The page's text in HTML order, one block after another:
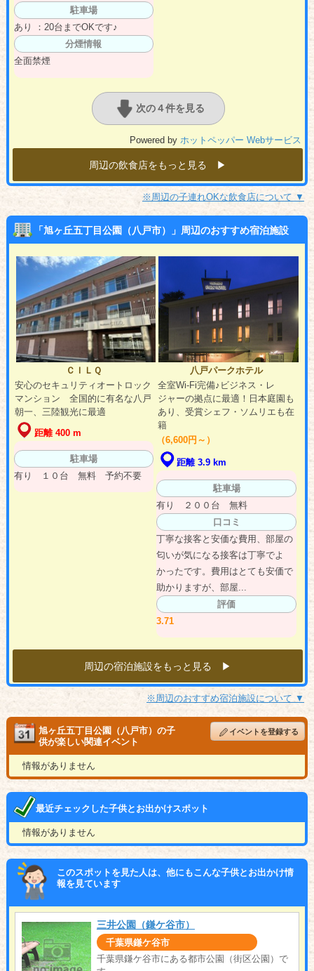
駐車場
あり ：20台までOKです♪
分煙情報
全面禁煙
次の４件を見る
Powered by ホットペッパー Webサービス
周辺の飲食店をもっと見る ▶︎
※周辺の子連れOKな飲食店について ▼
「旭ヶ丘五丁目公園（八戸市）」周辺のおすすめ宿泊施設
ＣＩＬＱ
安心のセキュリティオートロック
マンション 全国的に有名な八戸
朝一、三陸観光に最適
距離 400 m
駐車場
有り １０台 無料 予約不要
八戸パークホテル
全室Wi-Fi完備♪ビジネス・レ
ジャーの拠点に最適！日本庭園も
あり、受賞シェフ・ソムリエも在
籍
（6,600円～）
距離 3.9 km
駐車場
有り ２００台 無料
口コミ
丁寧な接客と安価な費用、部屋の
匂いが気になる接客は丁寧でよ
かったです。費用はとても安価で
助かりますが、部屋...
評価
3.71
周辺の宿泊施設をもっと見る ▶︎
※周辺のおすすめ宿泊施設について ▼
旭ヶ丘五丁目公園（八戸市）の子
供が楽しい関連イベント
イベントを登録する
情報がありません
最近チェックした子供とお出かけスポット
情報がありません
このスポットを見た人は、他にもこんな子供とお出かけ情
報を見ています
三井公園（鎌ケ谷市）
千葉県鎌ケ谷市
千葉県鎌ケ谷市にある都市公園（街区公園）で